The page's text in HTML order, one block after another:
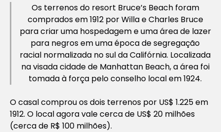
Os terrenos do resort Bruce’s Beach foram
comprados em 1912 por Willa e Charles Bruce
para criar uma hospedagem e uma área de lazer
para negros em uma época de segregação
racial normalizada no sul da Califórnia. Localizada
na visada cidade de Manhattan Beach, a área foi
tomada à força pelo conselho local em 1924.
O casal comprou os dois terrenos por US$ 1.225 em
1912. O local agora vale cerca de US$ 20 milhões
(cerca de R$ 100 milhões).